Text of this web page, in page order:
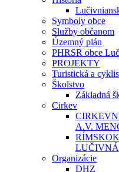
Symboly obce
Služby občanom
Územný plán
PHRSR obce
PROJEKTY
Turistická a
Školstvo
Základná
Cirkev
A.V.
LUČIVNÁ
Organizácie
DHZ